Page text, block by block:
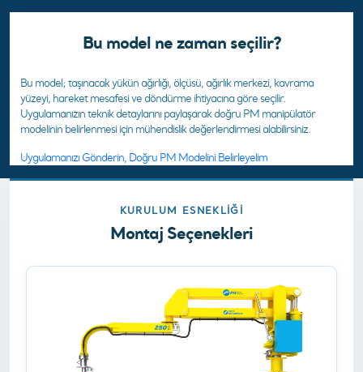
Bu model ne zaman seçilir?
Bu model; taşınacak yükün ağırlığı, ölçüsü, ağırlık merkezi, kavrama
yüzeyi, hareket mesafesi ve döndürme ihtiyacına göre seçilir.
Uygulamanızın teknik detaylarını paylaşarak doğru PM manipülatör
modelinin belirlenmesi için mühendislik değerlendirmesi alabilirsiniz.
Uygulamanızı Gönderin, Doğru PM Modelini Belirleyelim
KURULUM ESNEKLIĞI
Montaj Seçenekleri